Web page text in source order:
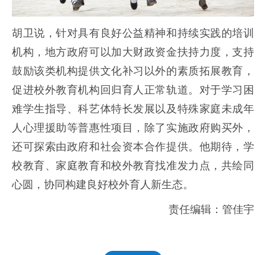
胡卫说，针对具有良好公益精神和持续实践的培训
机构，地方政府可以加大财政资金扶持力度，支持
鼓励该类机构提供文化补习以外的素质拓展教育，
促进校外教育机构回归育人正常轨道。对于学习困
难学生指导、科艺体特长发展以及特殊家庭未成年
人心理援助等普惠性项目，除了实施政府购买外，
还可探索由政府和社会资本合作提供。他期待，学
校教育、家庭教育和校外教育找准发力点，共绘同
心圆，协同构建良好校外育人新生态。
责任编辑：管佳宇